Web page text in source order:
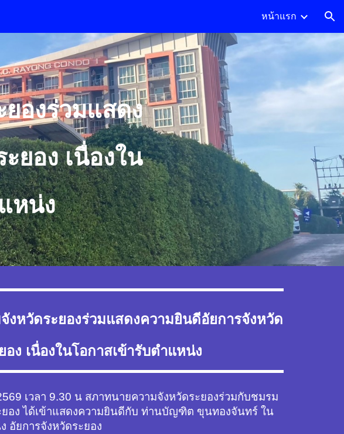
หน้าแรก
องร่วมแสดง
ยอง เนื่องใน
แหน่ง
งหวัดระยองร่วมแสดงความยินดีอัยการจังหวัด
อง เนื่องในโอกาสเข้ารับตำแหน่ง
เวลา 9.30 น สภาทนายความจังหวัดระยองร่วมกับชมรม
อง ได้เข้าแสดงความยินดีกับ ท่านบัญฑิต ขุนทองจันทร์ ใน
อัยการจังหวัดระยอง